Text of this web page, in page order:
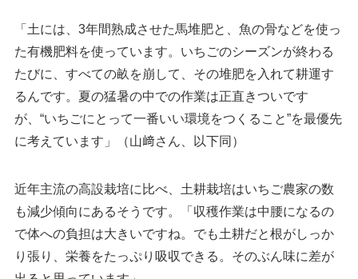
「土には、3年間熟成させた馬堆肥と、魚の骨などを使っ
た有機肥料を使っています。いちごのシーズンが終わる
たびに、すべての畝を崩して、その堆肥を入れて耕運す
るんです。夏の猛暑の中での作業は正直きついです
が、“いちごにとって一番いい環境をつくること”を最優先
に考えています」（山﨑さん、以下同）
近年主流の高設栽培に比べ、土耕栽培はいちご農家の数
も減少傾向にあるそうです。「収穫作業は中腰になるの
で体への負担は大きいですね。でも土耕だと根がしっか
り張り、栄養をたっぷり吸収できる。そのぶん味に差が